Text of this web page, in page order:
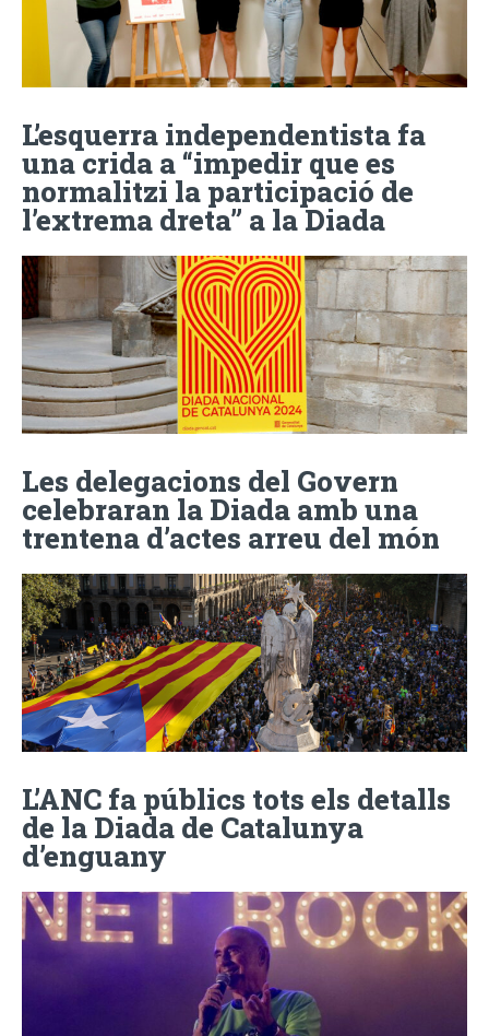
L’esquerra independentista fa
una crida a “impedir que es
normalitzi la participació de
l’extrema dreta” a la Diada
Les delegacions del Govern
celebraran la Diada amb una
trentena d’actes arreu del món
L’ANC fa públics tots els detalls
de la Diada de Catalunya
d’enguany